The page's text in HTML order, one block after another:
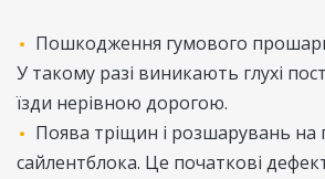
Пошкодження гумового
У такому разі виникають глухі
їзди нерівною дорогою.
Поява тріщин і розшарувань на
сайлентблока. Це початкові